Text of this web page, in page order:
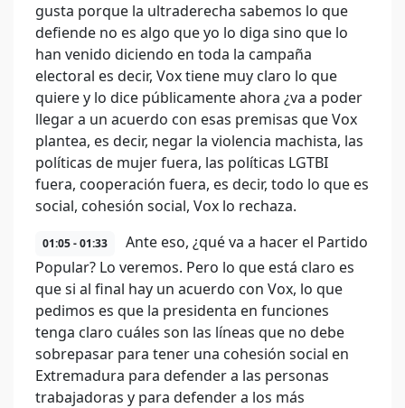
gusta porque la ultraderecha sabemos lo que
defiende no es algo que yo lo diga sino que lo
han venido diciendo en toda la campaña
electoral es decir, Vox tiene muy claro lo que
quiere y lo dice públicamente ahora ¿va a poder
llegar a un acuerdo con esas premisas que Vox
plantea, es decir, negar la violencia machista, las
políticas de mujer fuera, las políticas LGTBI
fuera, cooperación fuera, es decir, todo lo que es
social, cohesión social, Vox lo rechaza.
01:05 - 01:33
Ante eso, ¿qué va a hacer el Partido
Popular? Lo veremos. Pero lo que está claro es
que si al final hay un acuerdo con Vox, lo que
pedimos es que la presidenta en funciones
tenga claro cuáles son las líneas que no debe
sobrepasar para tener una cohesión social en
Extremadura para defender a las personas
trabajadoras y para defender a los más